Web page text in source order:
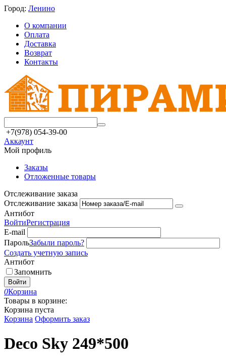
Город: Ленино
О компании
Оплата
Доставка
Возврат
Контакты
+7(978) 054-39-00
Аккаунт
Мой профиль
Заказы
Отложенные товары
Отслеживание заказа
Отслеживание заказа
Антибот
ВойтиРегистрация
E-mail
ПарольЗабыли пароль?
Создать учетную запись
Антибот
Запомнить
Войти
0Корзина
Товары в корзине:
Корзина пуста
Корзина Оформить заказ
Deco Sky 249*500